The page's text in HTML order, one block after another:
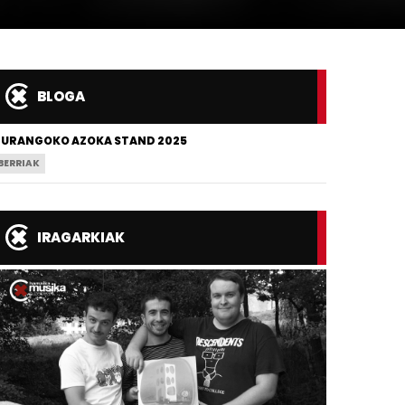
BLOGA
AZOKA STAND 2025
IRAGARKIAK